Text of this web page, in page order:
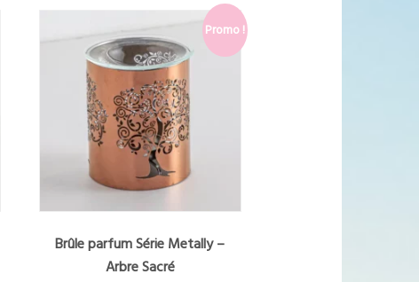
Promo !
Brûle parfum Série Metally –
Arbre Sacré